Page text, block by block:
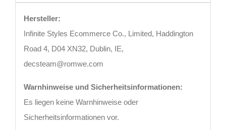
Hersteller:
Infinite Styles Ecommerce Co., Limited, Haddington
Road 4, D04 XN32, Dublin, IE,
decsteam@romwe.com
Warnhinweise und Sicherheitsinformationen:
Es liegen keine Warnhinweise oder
Sicherheitsinformationen vor.